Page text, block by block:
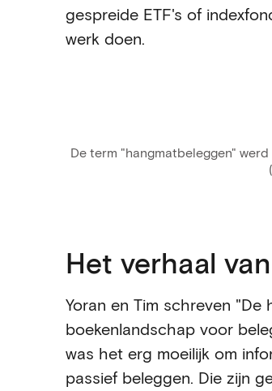
gespreide ETF's of
werk doen.
De term "hangmatbeleggen"
Het verhaal
Yoran en Tim schreven
boekenlandschap voor
was het erg moeilijk om
passief beleggen. Die zijn